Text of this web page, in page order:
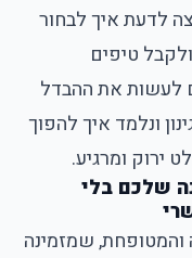
לדעת איך לבחור
טיפים
לעשות את ההבדל
ונלמד איך להפוך
ירוק ומרגיע.
שלכם בלי
והמטופחת, שמזמינה